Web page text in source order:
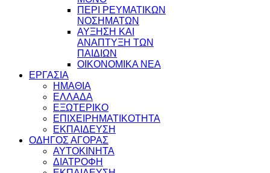
ΠΕΡΙ ΡΕΥΜΑΤΙΚΩΝ
ΝΟΣΗΜΑΤΩΝ
ΑΥΞΗΣΗ ΚΑΙ
ΑΝΑΠΤΥΞΗ ΤΩΝ
ΠΑΙΔΙΩΝ
ΟΙΚΟΝΟΜΙΚΑ ΝΕΑ
ΕΡΓΑΣΙΑ
ΗΜΑΘΙΑ
ΕΛΛΑΔΑ
ΕΞΩΤΕΡΙΚΟ
ΕΠΙΧΕΙΡΗΜΑΤΙΚΟΤΗΤΑ
ΕΚΠΑΙΔΕΥΣΗ
ΟΔΗΓΟΣ ΑΓΟΡΑΣ
ΑΥΤΟΚΙΝΗΤΑ
ΔΙΑΤΡΟΦΗ